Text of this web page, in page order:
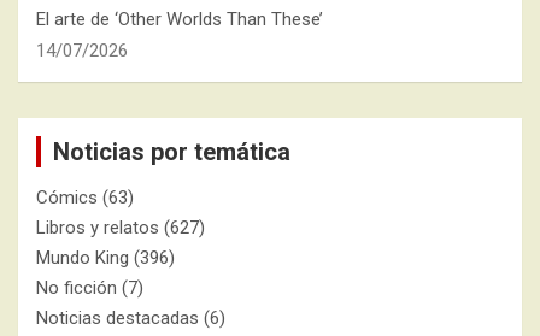
El arte de ‘Other Worlds Than These’
14/07/2026
Noticias por temática
Cómics (63)
Libros y relatos (627)
Mundo King (396)
No ficción (7)
Noticias destacadas (6)